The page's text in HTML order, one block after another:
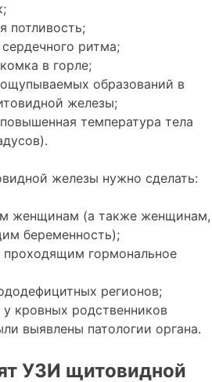
потливость;
ритма;
в горле;
образований в
железы;
температура тела
железы нужно сделать:
женщинам (а также женщинам,
беременность);
проходящим гормональное
регионов;
у кровных родственников
выявлены патологии органа.
УЗИ щитовидной